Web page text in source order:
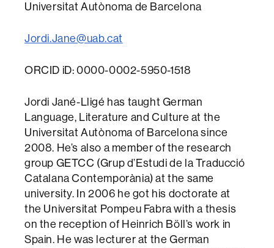
Universitat Autònoma de Barcelona
Jordi.Jane@uab.cat
ORCID iD: 0000-0002-5950-1518
Jordi Jané-Lligé has taught German
Language, Literature and Culture at the
Universitat Autònoma of Barcelona since
2008. He’s also a member of the research
group GETCC (Grup d’Estudi de la Traducció
Catalana Contemporània) at the same
university. In 2006 he got his doctorate at
the Universitat Pompeu Fabra with a thesis
on the reception of Heinrich Böll’s work in
Spain. He was lecturer at the German